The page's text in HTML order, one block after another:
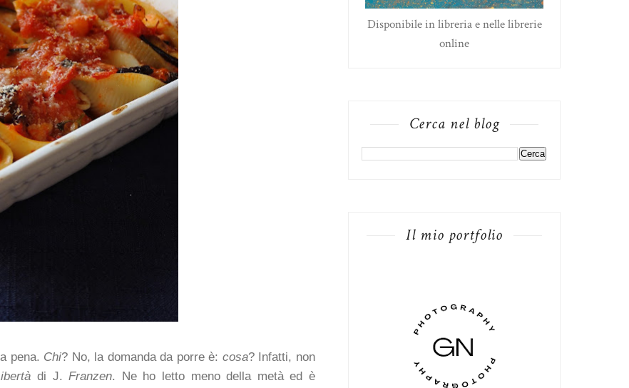
pena. Chi? No, la domanda da porre è: cosa? Infatti, non
di J.Franzen. Ne ho letto meno della metà ed è
Disponibile in libreria e nelle librerie
online
Cerca nel blog
Il mio portfolio